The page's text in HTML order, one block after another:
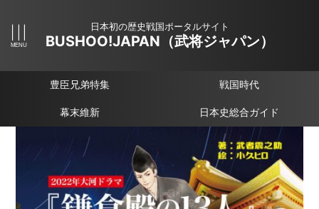
日本初の歴史戦国ポータルサイト
BUSHOO!JAPAN（武将ジャパン）
豊臣兄弟特集 戦国時代
幕末維新 日本史総合ガイド